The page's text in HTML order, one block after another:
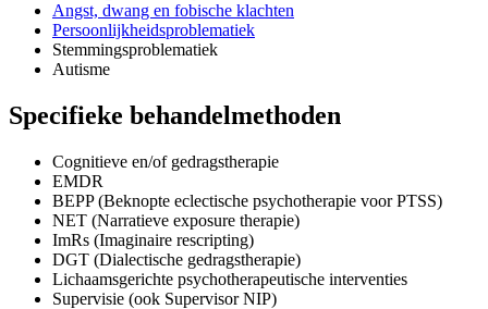
Angst, dwang en fobische klachten
Persoonlijkheidsproblematiek
Stemmingsproblematiek
Autisme
Specifieke behandelmethoden
Cognitieve en/of gedragstherapie
EMDR
BEPP (Beknopte eclectische psychotherapie voor PTSS)
NET (Narratieve exposure therapie)
ImRs (Imaginaire rescripting)
DGT (Dialectische gedragstherapie)
Lichaamsgerichte psychotherapeutische interventies
Supervisie (ook Supervisor NIP)